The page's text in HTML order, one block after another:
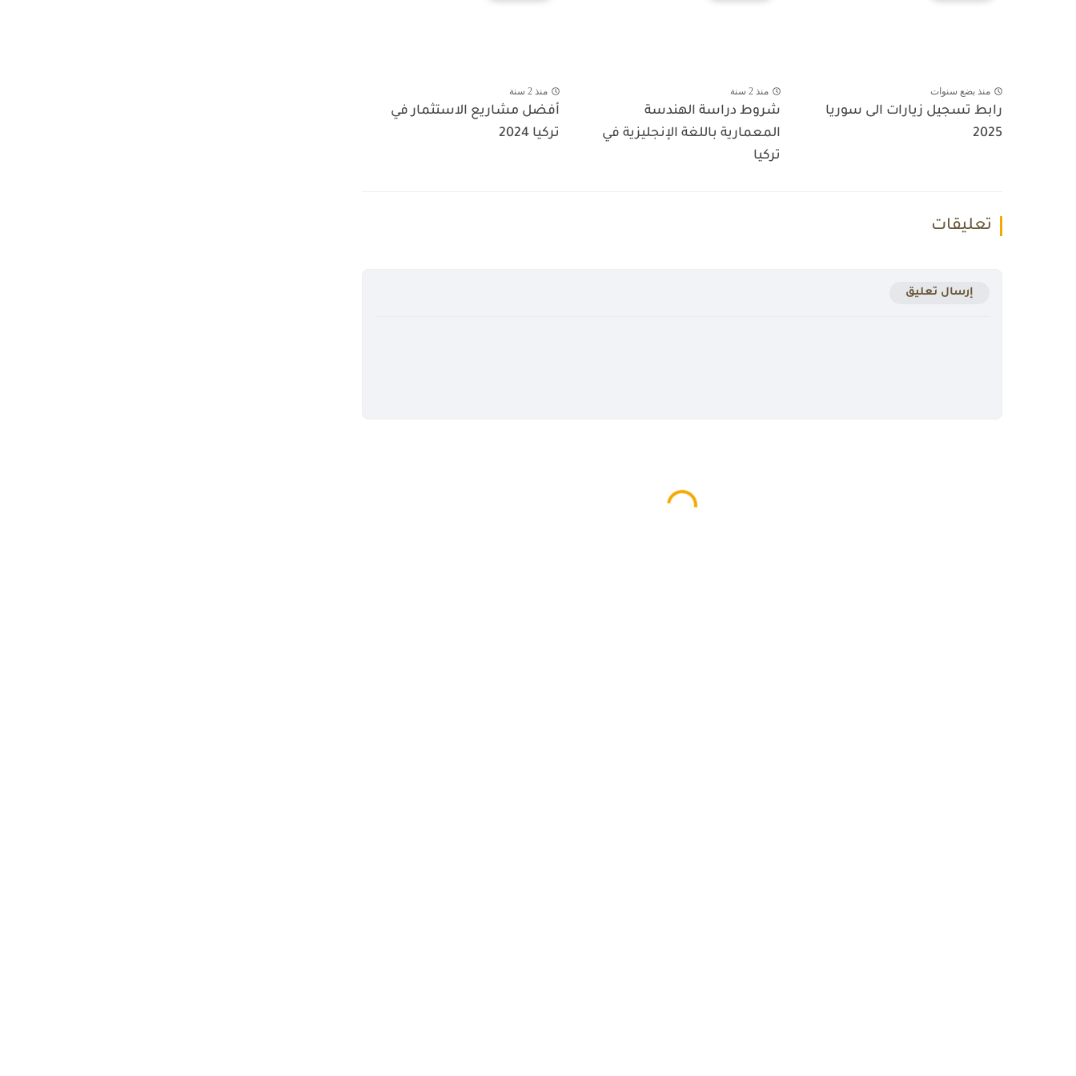
منذ بضع سنوات
رابط تسجيل زيارات الى سوريا
2025
منذ 2 سنة
شروط دراسة الهندسة
المعمارية باللغة الإنجليزية في
تركيا
منذ 2 سنة
أفضل مشاريع الاستثمار في
تركيا 2024
تعليقات
إرسال تعليق